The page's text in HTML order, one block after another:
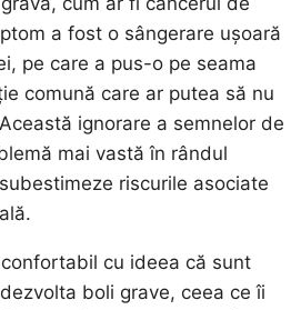
a fost o sângerare ușoară
pe care a pus-o pe seama
comună care ar putea să nu
ignorare a semnelor de
mai vastă în rândul
riscurile asociate
cu ideea că sunt
boli grave, ceea ce îi